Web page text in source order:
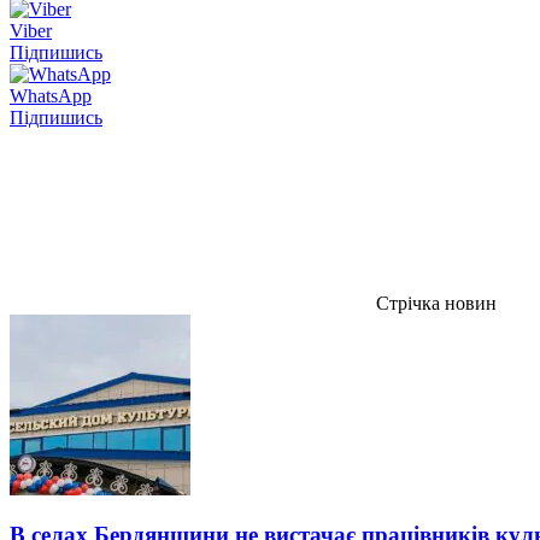
Viber
Підпишись
WhatsApp
Підпишись
Стрічка новин